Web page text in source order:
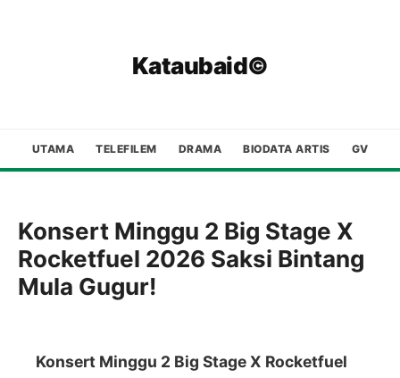
Kataubaid©
UTAMA TELEFILEM DRAMA BIODATA ARTIS GV
Konsert Minggu 2 Big Stage X
Rocketfuel 2026 Saksi Bintang
Mula Gugur!
Konsert Minggu 2 Big Stage X Rocketfuel